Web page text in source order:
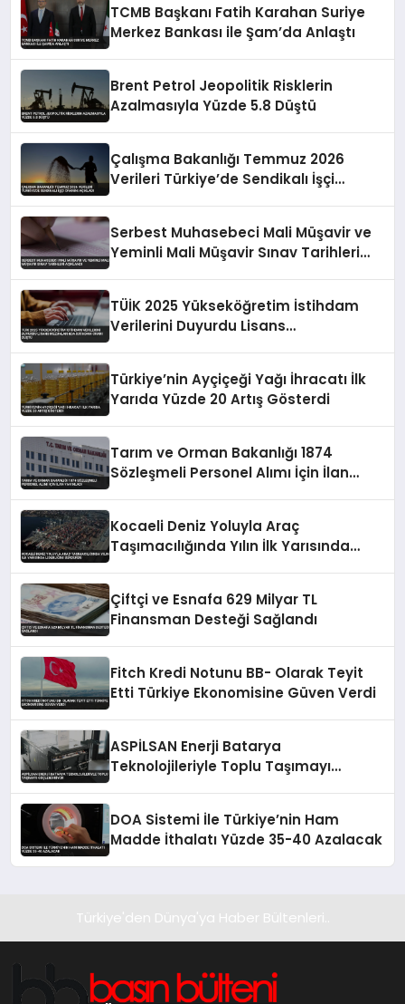
TCMB Başkanı Fatih Karahan Suriye
Merkez Bankası ile Şam’da Anlaştı
Brent Petrol Jeopolitik Risklerin
Azalmasıyla Yüzde 5.8 Düştü
Çalışma Bakanlığı Temmuz 2026
Verileri Türkiye’de Sendikalı İşçi
Serbest Muhasebeci Mali Müşavir ve
Yeminli Mali Müşavir Sınav Tarihleri
TÜİK 2025 Yükseköğretim İstihdam
Verilerini Duyurdu Lisans
Türkiye’nin Ayçiçeği Yağı İhracatı İlk
Yarıda Yüzde 20 Artış Gösterdi
Tarım ve Orman Bakanlığı 1874
Sözleşmeli Personel Alımı İçin İlan
Kocaeli Deniz Yoluyla Araç
Taşımacılığında Yılın İlk Yarısında
Çiftçi ve Esnafa 629 Milyar TL
Finansman Desteği Sağlandı
Fitch Kredi Notunu BB- Olarak Teyit
Etti Türkiye Ekonomisine Güven Verdi
ASPİLSAN Enerji Batarya
Teknolojileriyle Toplu Taşımayı
DOA Sistemi İle Türkiye’nin Ham
Madde İthalatı Yüzde 35-40 Azalacak
Türkiye'den Dünya'ya Haber Bültenleri..